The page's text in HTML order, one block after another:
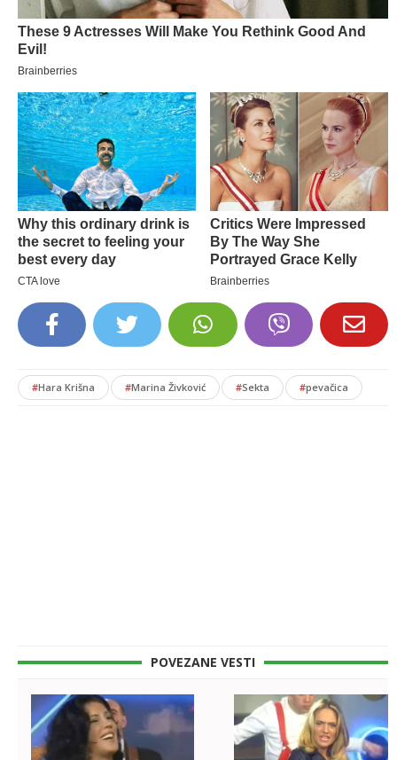
#Hara Krišna #Marina Živković #Sekta #pevačica
POVEZANE VESTI